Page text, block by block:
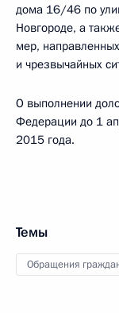
дома 16/46 по
Новгороде, а
мер,
и чрезвычайных
О выполнении
Федерации до 1
2015 года.
Темы
Обращения